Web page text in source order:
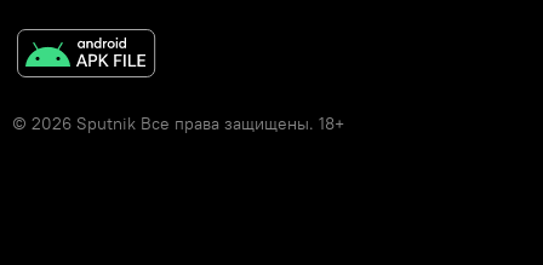
© 2026 Sputnik Все права защищены. 18+